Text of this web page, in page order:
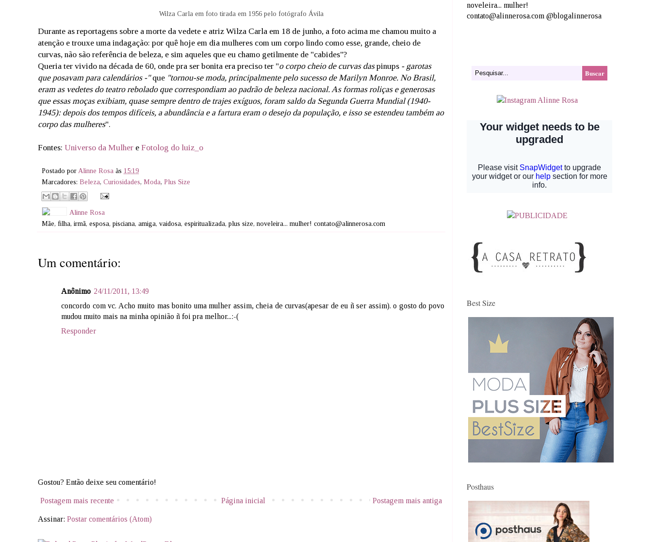
Wilza Carla em foto tirada em 1956 pelo fotógrafo Ávila
Durante as reportagens sobre a morte da vedete e atriz Wilza Carla em 18 de junho, a foto acima me chamou muito a
atenção e trouxe uma indagação: por quê hoje em dia mulheres com um corpo lindo como esse, grande, cheio de
curvas, não são referência de beleza, e sim aqueles que eu chamo getilmente de "cabides"?
Queria ter vivido na década de 60, onde pra ser bonita era preciso ter "o corpo cheio de curvas daspinups - garotas
que posavam para calendários -"que "tornou-se moda, principalmente pelo sucesso de Marilyn Monroe. No Brasil,
eram as vedetes do teatro rebolado que correspondiam ao padrão de beleza nacional. As formas roliças e generosas
que essas moças exibiam, quase sempre dentro de trajes exíguos, foram saldo da Segunda Guerra Mundial (1940-
1945): depois dos tempos difíceis, a abundância e a fartura eram o desejo da população, e isso se estendeu também ao
corpo das mulheres".
Fontes: Universo da Mulher e Fotolog do luiz_o
Postado porAlinne Rosa às 15:19
Marcadores: Beleza, Curiosidades, Moda, Plus Size
Alinne Rosa
Mãe, filha, irmã, esposa, pisciana, amiga, vaidosa, espiritualizada, plus size, noveleira... mulher! contato@alinnerosa.com
Um comentário:
Anônimo 24/11/2011, 13:49
concordo com vc. Acho muito mas bonito uma mulher assim, cheia de curvas(apesar de eu ñ ser assim). o gosto do povo
mudou muito mais na minha opinião ñ foi pra melhor...:-(
Responder
Gostou? Então deixe seu comentário!
Postagem mais recente Postagem mais antiga
Página inicial
Assinar: Postar comentários (Atom)
noveleira... mulher!
contato@alinnerosa.com @blogalinnerosa
Best Size
Posthaus